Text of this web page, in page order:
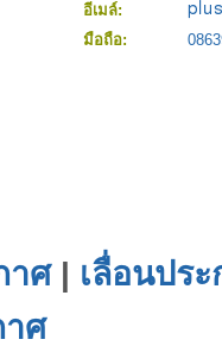
อีเมล์:
มือถือ:
าศ| เลื่อนปร
ศ